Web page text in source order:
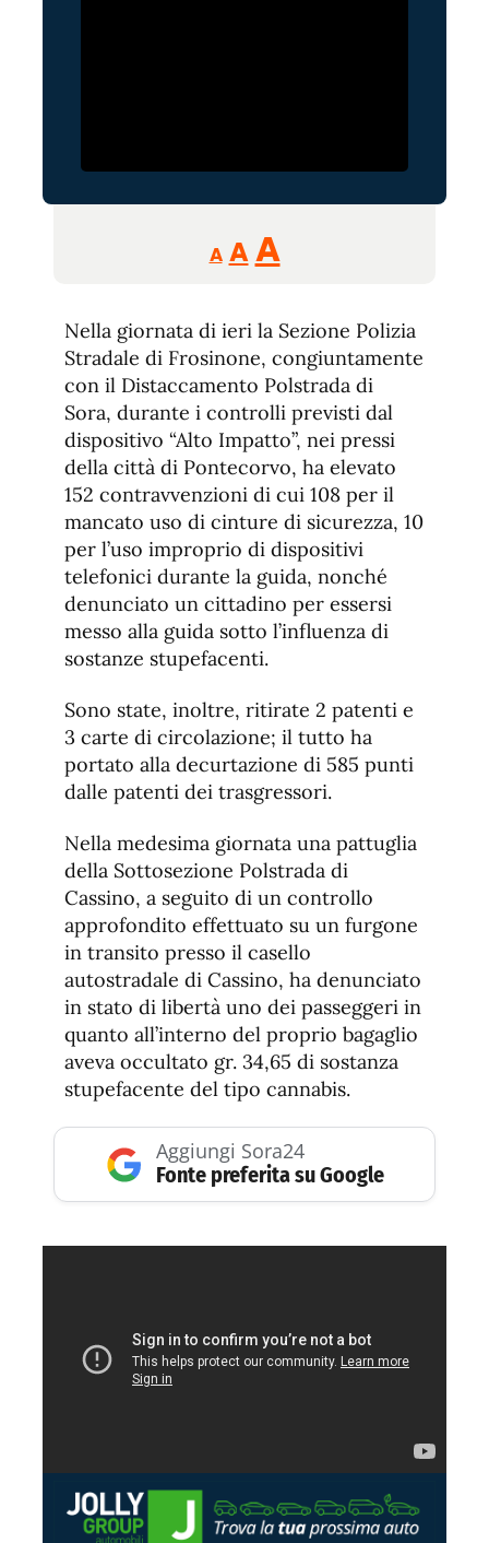
A
Reducir
tamaño
A Restablecer
de
fuente
AAumentar
de
fuente.
Nella giornata di ieri la Sezione Polizia
Stradale di Frosinone, congiuntamente
con il Distaccamento Polstrada di
Sora, durante i controlli previsti dal
dispositivo “Alto Impatto”, nei pressi
della città di Pontecorvo, ha elevato
152 contravvenzioni di cui 108 per il
mancato uso di cinture di sicurezza, 10
per l’uso improprio di dispositivi
telefonici durante la guida, nonché
denunciato un cittadino per essersi
messo alla guida sotto l’influenza di
sostanze stupefacenti.
Sono state, inoltre, ritirate 2 patenti e
3 carte di circolazione; il tutto ha
portato alla decurtazione di 585 punti
dalle patenti dei trasgressori.
Nella medesima giornata una pattuglia
della Sottosezione Polstrada di
Cassino, a seguito di un controllo
approfondito effettuato su un furgone
in transito presso il casello
autostradale di Cassino, ha denunciato
in stato di libertà uno dei passeggeri in
quanto all’interno del proprio bagaglio
aveva occultato gr. 34,65 di sostanza
stupefacente del tipo cannabis.
Aggiungi Sora24
Fonte preferita su Google